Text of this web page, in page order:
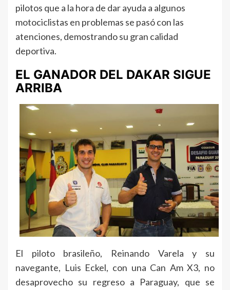
pilotos que a la hora de dar ayuda a algunos
motociclistas en problemas se pasó con las
atenciones, demostrando su gran calidad
deportiva.
EL GANADOR DEL DAKAR SIGUE
ARRIBA
El piloto brasileño, Reinando Varela y su
navegante, Luis Eckel, con una Can Am X3, no
desaprovecho su regreso a Paraguay, que se